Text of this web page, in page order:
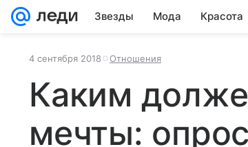
Звезды Мода Красота
4 сентября 2018 Отношения
Каким
мечты: опрос